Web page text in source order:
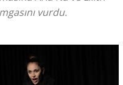
vurdu.